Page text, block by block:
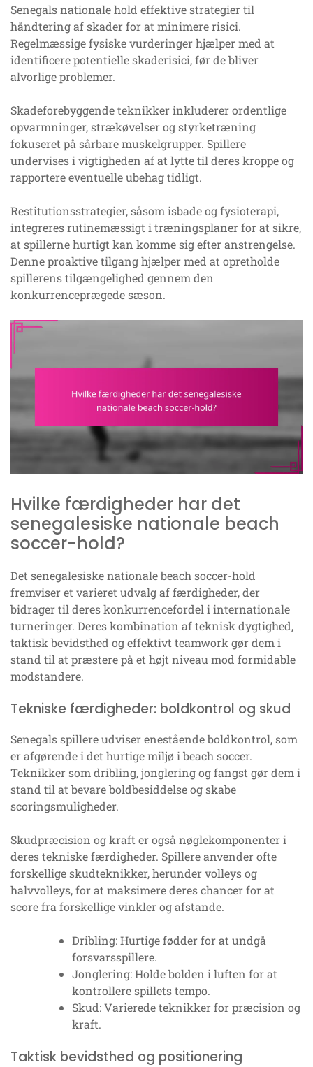
Senegals nationale hold effektive strategier til
håndtering af skader for at minimere risici.
Regelmæssige fysiske vurderinger hjælper med at
identificere potentielle skaderisici, før de bliver
alvorlige problemer.
Skadeforebyggende teknikker inkluderer ordentlige
opvarmninger, strækøvelser og styrketræning
fokuseret på sårbare muskelgrupper. Spillere
undervises i vigtigheden af at lytte til deres kroppe og
rapportere eventuelle ubehag tidligt.
Restitutionsstrategier, såsom isbade og fysioterapi,
integreres rutinemæssigt i træningsplaner for at sikre,
at spillerne hurtigt kan komme sig efter anstrengelse.
Denne proaktive tilgang hjælper med at opretholde
spillerens tilgængelighed gennem den
konkurrenceprægede sæson.
Hvilke færdigheder har det
senegalesiske nationale beach
soccer-hold?
Det senegalesiske nationale beach soccer-hold
fremviser et varieret udvalg af færdigheder, der
bidrager til deres konkurrencefordel i internationale
turneringer. Deres kombination af teknisk dygtighed,
taktisk bevidsthed og effektivt teamwork gør dem i
stand til at præstere på et højt niveau mod formidable
modstandere.
Tekniske færdigheder: boldkontrol og skud
Senegals spillere udviser enestående boldkontrol, som
er afgørende i det hurtige miljø i beach soccer.
Teknikker som dribling, jonglering og fangst gør dem i
stand til at bevare boldbesiddelse og skabe
scoringsmuligheder.
Skudpræcision og kraft er også nøglekomponenter i
deres tekniske færdigheder. Spillere anvender ofte
forskellige skudteknikker, herunder volleys og
halvvolleys, for at maksimere deres chancer for at
score fra forskellige vinkler og afstande.
Dribling: Hurtige fødder for at undgå
forsvarsspillere.
Jonglering: Holde bolden i luften for at
kontrollere spillets tempo.
Skud: Varierede teknikker for præcision og
kraft.
Taktisk bevidsthed og positionering